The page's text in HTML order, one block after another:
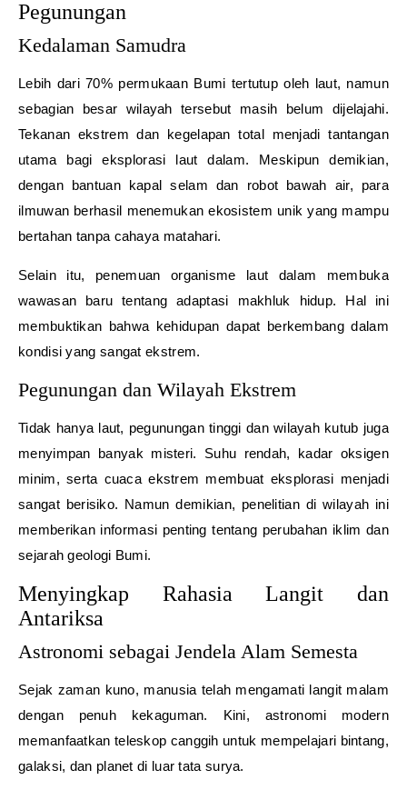
Pegunungan
Kedalaman Samudra
Lebih dari 70% permukaan Bumi tertutup oleh laut, namun
sebagian besar wilayah tersebut masih belum dijelajahi.
Tekanan ekstrem dan kegelapan total menjadi tantangan
utama bagi eksplorasi laut dalam. Meskipun demikian,
dengan bantuan kapal selam dan robot bawah air, para
ilmuwan berhasil menemukan ekosistem unik yang mampu
bertahan tanpa cahaya matahari.
Selain itu, penemuan organisme laut dalam membuka
wawasan baru tentang adaptasi makhluk hidup. Hal ini
membuktikan bahwa kehidupan dapat berkembang dalam
kondisi yang sangat ekstrem.
Pegunungan dan Wilayah Ekstrem
Tidak hanya laut, pegunungan tinggi dan wilayah kutub juga
menyimpan banyak misteri. Suhu rendah, kadar oksigen
minim, serta cuaca ekstrem membuat eksplorasi menjadi
sangat berisiko. Namun demikian, penelitian di wilayah ini
memberikan informasi penting tentang perubahan iklim dan
sejarah geologi Bumi.
Menyingkap Rahasia Langit dan
Antariksa
Astronomi sebagai Jendela Alam Semesta
Sejak zaman kuno, manusia telah mengamati langit malam
dengan penuh kekaguman. Kini, astronomi modern
memanfaatkan teleskop canggih untuk mempelajari bintang,
galaksi, dan planet di luar tata surya.